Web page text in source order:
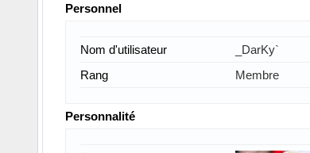
Personnel
Nom d'utilisateur
_DarKy`
Rang
Membre
Personnalité